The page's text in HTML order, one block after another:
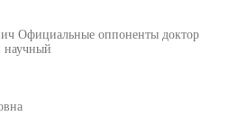
Официальные оппоненты доктор
научный